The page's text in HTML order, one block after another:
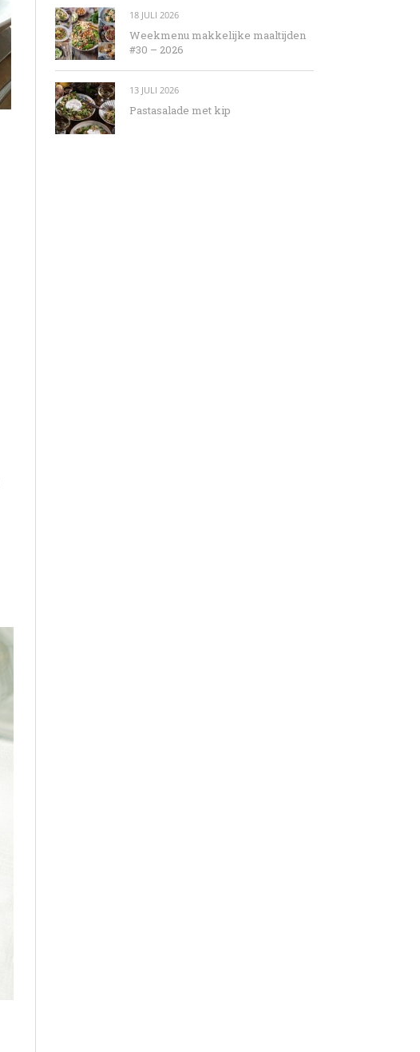
18 JULI 2026
Weekmenu makkelijke maaltijden
#30 – 2026
13 JULI 2026
Pastasalade met kip